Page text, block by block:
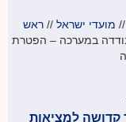
// מועדי ישראל // ראש
במערכה – הפטרת
קדושה למציאות